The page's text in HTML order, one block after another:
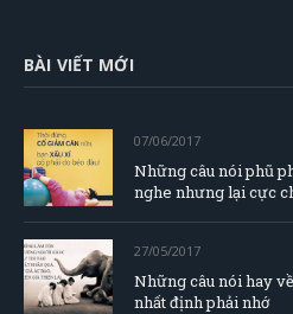
BÀI VIẾT MỚI
07/06/2017
Những câu nói phũ
nghe nhưng lại cực
27/05/2017
Những câu nói hay
nhất định phải nhớ